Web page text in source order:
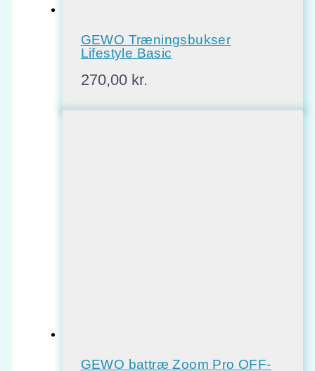
GEWO Træningsbukser
Lifestyle Basic
270,00 kr.
GEWO battræ Zoom Pro OFF-